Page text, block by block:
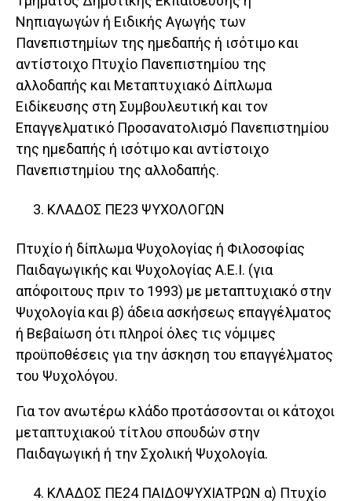
Νηπιαγωγών ή Ειδικής Αγωγής των
Πανεπιστημίων της ημεδαπής ή ισότιμο και
αντίστοιχο Πτυχίο Πανεπιστημίου της
αλλοδαπής και Μεταπτυχιακό Δίπλωμα
Ειδίκευσης στη Συμβουλευτική και τον
Επαγγελματικό Προσανατολισμό Πανεπιστημίου
της ημεδαπής ή ισότιμο και αντίστοιχο
Πανεπιστημίου της αλλοδαπής.
ΚΛΑΔΟΣ ΠΕ23 ΨΥΧΟΛΟΓΩΝ
Πτυχίο ή δίπλωμα Ψυχολογίας ή Φιλοσοφίας
Παιδαγωγικής και Ψυχολογίας Α.Ε.Ι. (για
απόφοιτους πριν το 1993) με μεταπτυχιακό στην
Ψυχολογία και β) άδεια ασκήσεως επαγγέλματος
ή Βεβαίωση ότι πληροί όλες τις νόμιμες
προϋποθέσεις για την άσκηση του επαγγέλματος
του Ψυχολόγου.
Για τον ανωτέρω κλάδο προτάσσονται οι κάτοχοι
μεταπτυχιακού τίτλου σπουδών στην
Παιδαγωγική ή την Σχολική Ψυχολογία.
ΚΛΑΔΟΣ ΠΕ24 ΠΑΙΔΟΨΥΧΙΑΤΡΩΝ α) Πτυχίο